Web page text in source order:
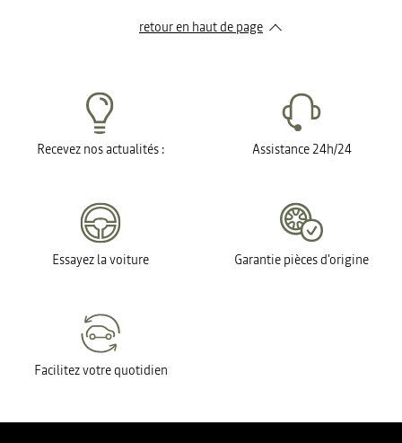
retour en haut de page​
Recevez nos actualités : Assistance 24h/24
Essayez la voiture Garantie pièces d'origine
Facilitez votre quotidien